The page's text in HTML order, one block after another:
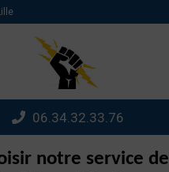
06.34.32.33.76
notre service de
des cookies